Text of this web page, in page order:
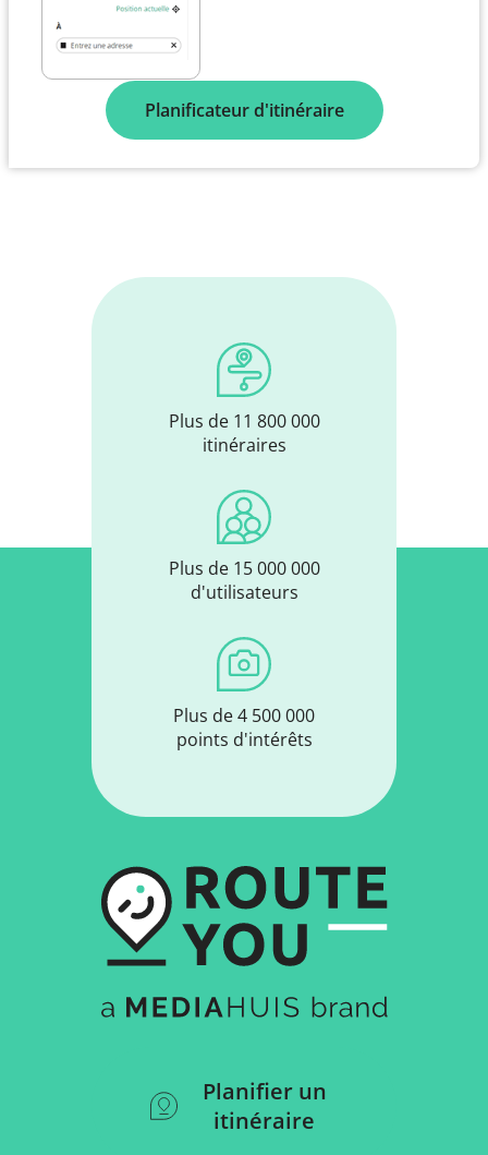
Planificateur d'itinéraire
Plus de 11 800 000
itinéraires
Plus de 15 000 000
d'utilisateurs
Plus de 4 500 000
points d'intérêts
Planifier un
itinéraire